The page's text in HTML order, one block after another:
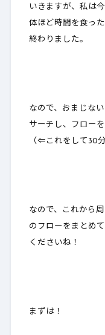
いきますが、私は
体ほど時間を食っ
終わりました。
なので、おまじな
サーチし、 フロー
（⇐これをして30
なので、これから
のフローをまとめ
くださいね！
まずは！